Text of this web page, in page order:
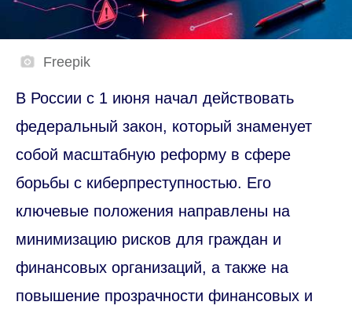
Freepik
В России с 1 июня начал действовать
федеральный закон, который знаменует
собой масштабную реформу в сфере
борьбы с киберпреступностью. Его
ключевые положения направлены на
минимизацию рисков для граждан и
финансовых организаций, а также на
повышение прозрачности финансовых и